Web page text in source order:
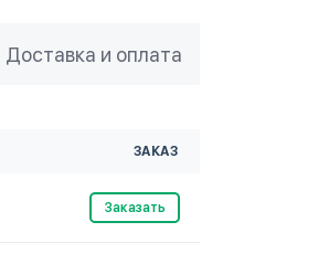
Доставка и оплата
ЗАКАЗ
Заказать